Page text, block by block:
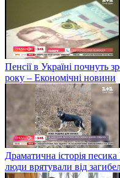
Пенсії в Україні почнуть
року – Економічні новини
Драматична історія
люди врятували від